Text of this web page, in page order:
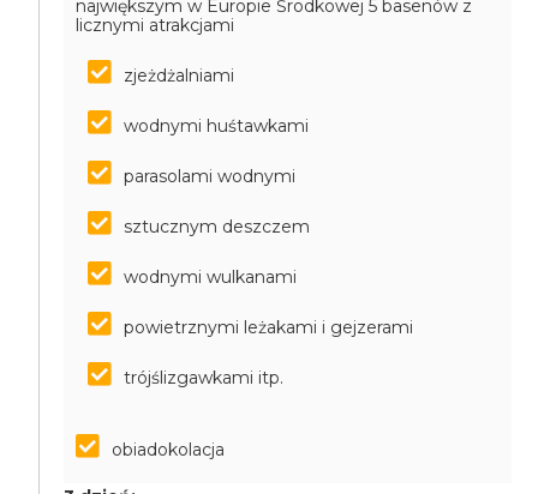
największym w Europie Środkowej 5 basenów z
licznymi atrakcjami
zjeżdżalniami
wodnymi huśtawkami
parasolami wodnymi
sztucznym deszczem
wodnymi wulkanami
powietrznymi leżakami i gejzerami
trójślizgawkami itp.
obiadokolacja